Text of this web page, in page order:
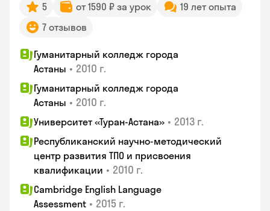
5 от 1590 ₽ за урок
19 лет опыта
7 отзывов
Гуманитарный колледж города
Астаны • 2010 г.
Гуманитарный колледж города
Астаны • 2010 г.
Университет «Туран-Астана» • 2013 г.
Республиканский научно-методический
центр развития ТПО и присвоения
квалификации • 2010 г.
Cambridge English Language
Assessment • 2015 г.